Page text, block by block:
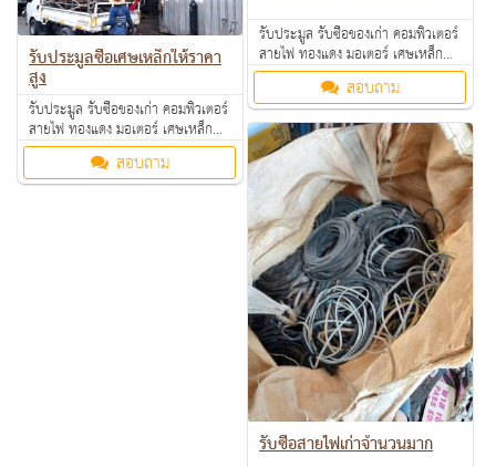
รับประมูล รับซื้อของเก่า คอมพิวเตอร์
สายไฟ ทองแดง มอเตอร์ เศษเหล็ก
อลูมิเนียม คอมเพรสเซอร์ แอร์เก่า
ตามโรงงาน โรงแรม อพาร์ทเม้นท์ ให้
ราคาดี คุยง่าย จ่ายคล่อง รับซื้อเงินสด
ถึงที่ สนใจทักมาสอบถามหรือส่งรูป
มาสอบถามได้ค่ะ
สอบถาม
รับประมูลซื้อเศษเหล็กให้ราคา
สูง
รับประมูล รับซื้อของเก่า คอมพิวเตอร์
สายไฟ ทองแดง มอเตอร์ เศษเหล็ก
อลูมิเนียม คอมเพรสเซอร์ แอร์เก่า
ตามโรงงาน โรงแรม อพาร์ทเม้นท์ ให้
ราคาดี คุยง่าย จ่ายคล่อง รับซื้อเงินสด
สอบถาม
รับซื้อสายไฟเก่าจำนวนมาก